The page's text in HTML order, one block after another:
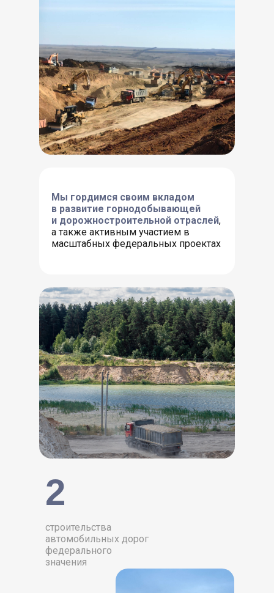
2
строительства
автомобильных дорог
федерального
значения
Мы гордимся своим вкладом
в развитие горнодобывающей
и дорожностроительной отраслей,
а также активным участием в
масштабных федеральных проектах